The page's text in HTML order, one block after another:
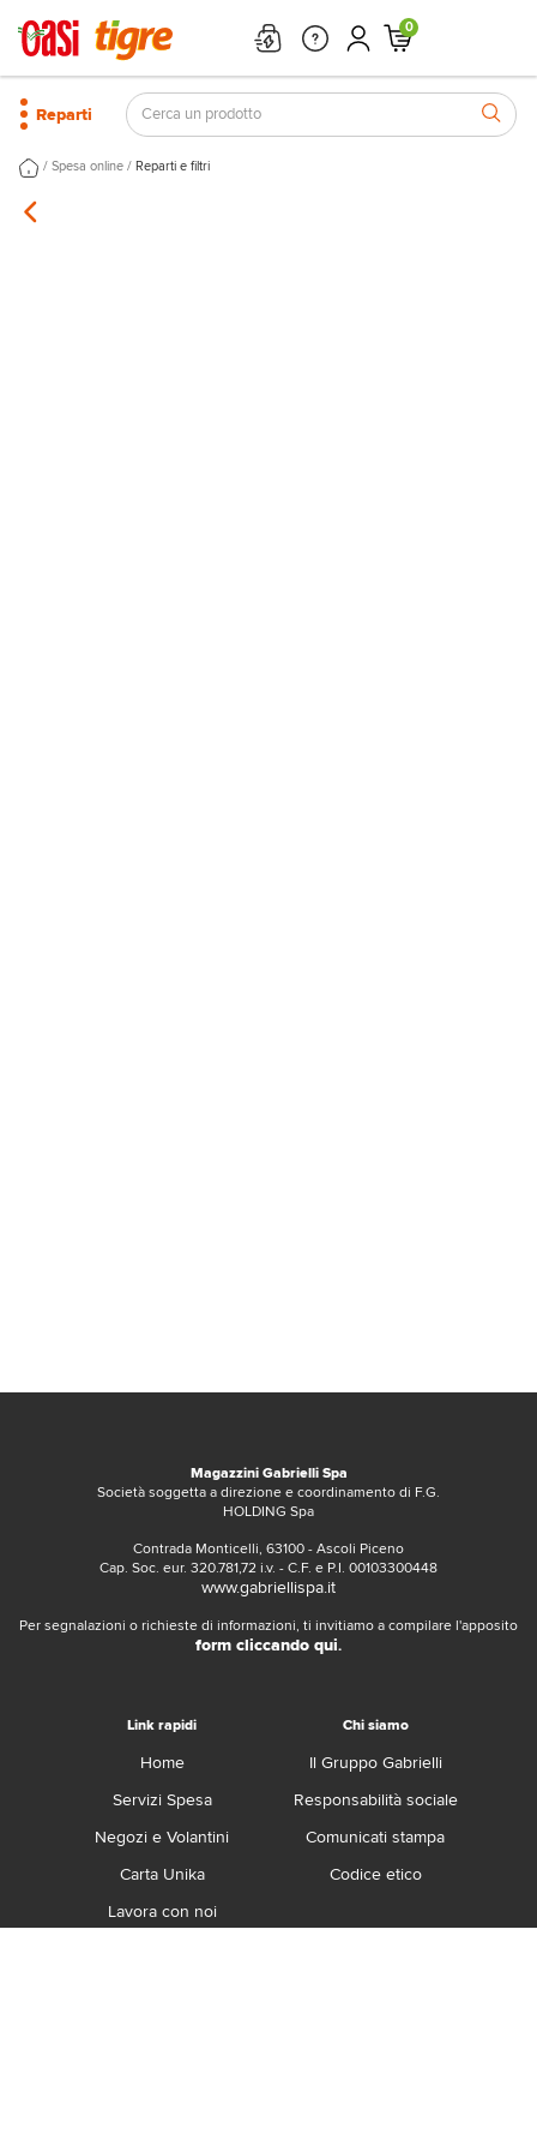
0
Reparti
/ Spesa online / Reparti e filtri
Magazzini Gabrielli Spa
Società soggetta a direzione e coordinamento di F.G.
HOLDING Spa
Contrada Monticelli, 63100 - Ascoli Piceno
Cap. Soc. eur. 320.781,72 i.v. - C.F. e P.I. 00103300448
www.gabriellispa.it
Per segnalazioni o richieste di informazioni, ti invitiamo a compilare l'apposito
form cliccando qui.
Link rapidi
Home
Servizi Spesa
Negozi e Volantini
Carta Unika
Lavora con noi
Chi siamo
Il Gruppo Gabrielli
Responsabilità sociale
Comunicati stampa
Codice etico